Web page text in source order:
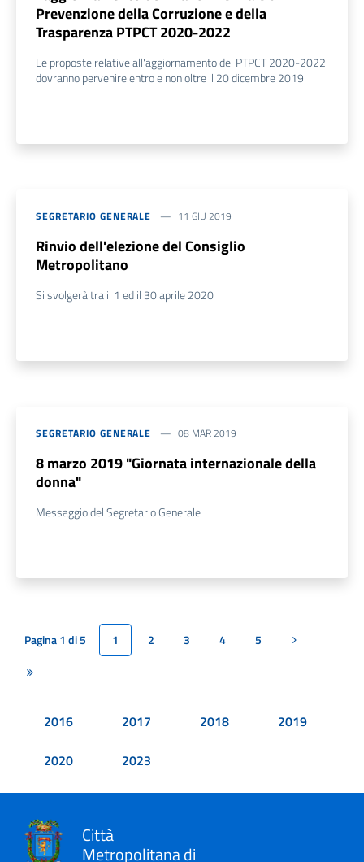
Prevenzione della Corruzione e della
Trasparenza PTPCT 2020-2022
Le proposte relative all'aggiornamento del PTPCT 2020-2022
dovranno pervenire entro e non oltre il 20 dicembre 2019
SEGRETARIO GENERALE 11 GIU 2019
Rinvio dell'elezione del Consiglio
Metropolitano
Si svolgerà tra il 1 ed il 30 aprile 2020
SEGRETARIO GENERALE 08 MAR 2019
8 marzo 2019 "Giornata internazionale della
donna"
Messaggio del Segretario Generale
Pagina 1 di 5 1 2 3 4 5
Pagina
Ultima pagina
2016 2017 2018
2019
2020
2023
Città
Metropolitana di